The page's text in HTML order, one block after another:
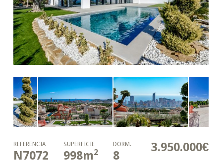
3.950.000€
REFERENCIA
N7072
SUPERFICIE
998m2
DORM.
8